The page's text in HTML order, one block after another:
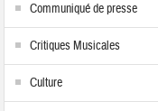
Communiqué de presse
Critiques Musicales
Culture